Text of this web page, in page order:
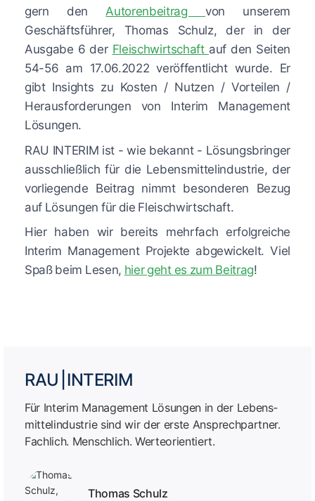
gern denAutorenbeitrag von unserem
Geschäftsführer, Thomas Schulz, der in der
Ausgabe 6 der Fleischwirtschaft auf den Seiten
54-56 am 17.06.2022 veröffentlicht wurde. Er
gibt Insights zu Kosten / Nutzen / Vorteilen /
Herausforderungen von Interim Management
Lösungen.
RAU INTERIM ist - wie bekannt - Lösungsbringer
ausschließlich für die Lebensmittelindustrie, der
vorliegende Beitrag nimmt besonderen Bezug
auf Lösungen für die Fleischwirtschaft.
Hier haben wir bereits mehrfach erfolgreiche
Interim Management Projekte abgewickelt. Viel
Spaß beim Lesen, hier geht es zum Beitrag!
RAU | INTERIM
Für Interim Management Lösungen in der Lebens­
mittel­industrie sind wir der erste Ansprech­partner.
Fachlich. Menschlich. Werteorientiert.
Thomas Schulz